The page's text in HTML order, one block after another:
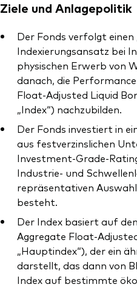
Ressourcen
Marktvolatilität
Research
Anbieterliste
Vanguard
Vanguard
Ziele und Anlagepolitik
Der Fonds verfolgt einen
Indexierungsansatz bei
physischen Erwerb von
danach, die
Float-Adjusted Liquid
„Index“) nachzubilden.
Der Fonds investiert in
aus festverzinslichen
Investment-Grade-
Industrie- und
repräsentativen
besteht.
Der Index basiert auf
Aggregate Float-
„Hauptindex“), der ein
darstellt, das dann von
Index auf bestimmte